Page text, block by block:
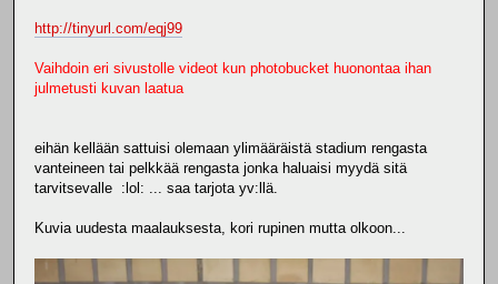
http://tinyurl.com/eqj99
Vaihdoin eri sivustolle videot kun photobucket huonontaa ihan
julmetusti kuvan laatua
eihän kellään sattuisi olemaan ylimääräistä stadium rengasta
vanteineen tai pelkkää rengasta jonka haluaisi myydä sitä
tarvitsevalle :lol: ... saa tarjota yv:llä.
Kuvia uudesta maalauksesta, kori rupinen mutta olkoon...